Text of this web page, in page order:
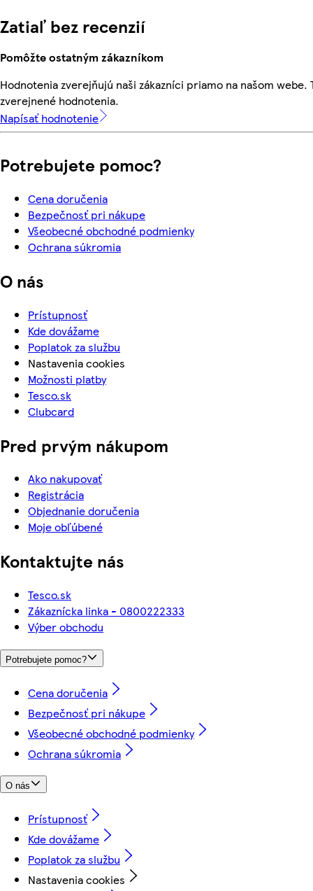
Zatiaľ bez recenzií
Pomôžte ostatným zákazníkom
Hodnotenia zverejňujú naši zákazníci priamo na našom webe.
zverejnené hodnotenia.
Napísať hodnotenie
Potrebujete pomoc?
Cena doručenia
Bezpečnosť pri nákupe
Všeobecné obchodné podmienky
Ochrana súkromia
O nás
Prístupnosť
Kde dovážame
Poplatok za službu
Nastavenia cookies
Možnosti platby
Tesco.sk
Clubcard
Pred prvým nákupom
Ako nakupovať
Registrácia
Objednanie doručenia
Moje obľúbené
Kontaktujte nás
Tesco.sk
Zákaznícka linka - 0800222333
Výber obchodu
Potrebujete pomoc?
Cena doručenia
Bezpečnosť pri nákupe
Všeobecné obchodné podmienky
Ochrana súkromia
O nás
Prístupnosť
Kde dovážame
Poplatok za službu
Nastavenia cookies